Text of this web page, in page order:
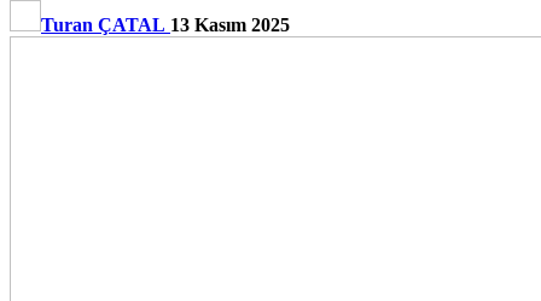
Turan ÇATAL 13 Kasım 2025